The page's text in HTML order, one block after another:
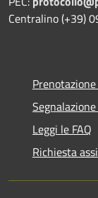
Centralino (+39)
Leggi le FAQ
Richiesta